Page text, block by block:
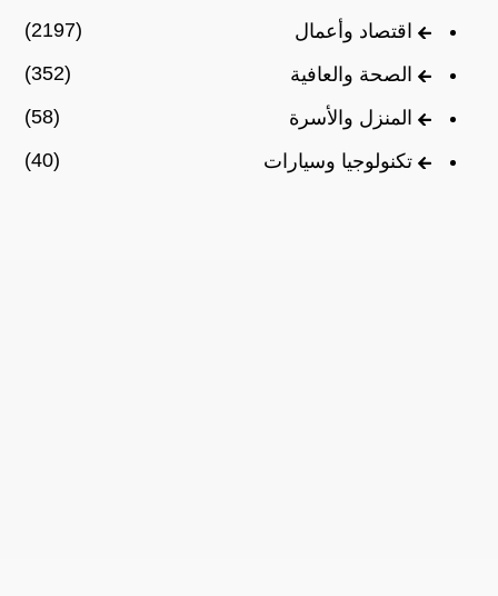
اقتصاد وأعمال
(2197)
الصحة والعافية
(352)
المنزل والأسرة
(58)
تكنولوجيا وسيارات
(40)